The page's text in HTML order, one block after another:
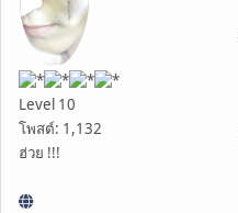
Level 10
โพสต์: 1,132
ฮ่วย !!!